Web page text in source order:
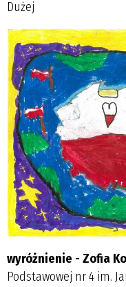
Dużej
wyróżnienie - Zofia
Podstawowej nr 4 im.